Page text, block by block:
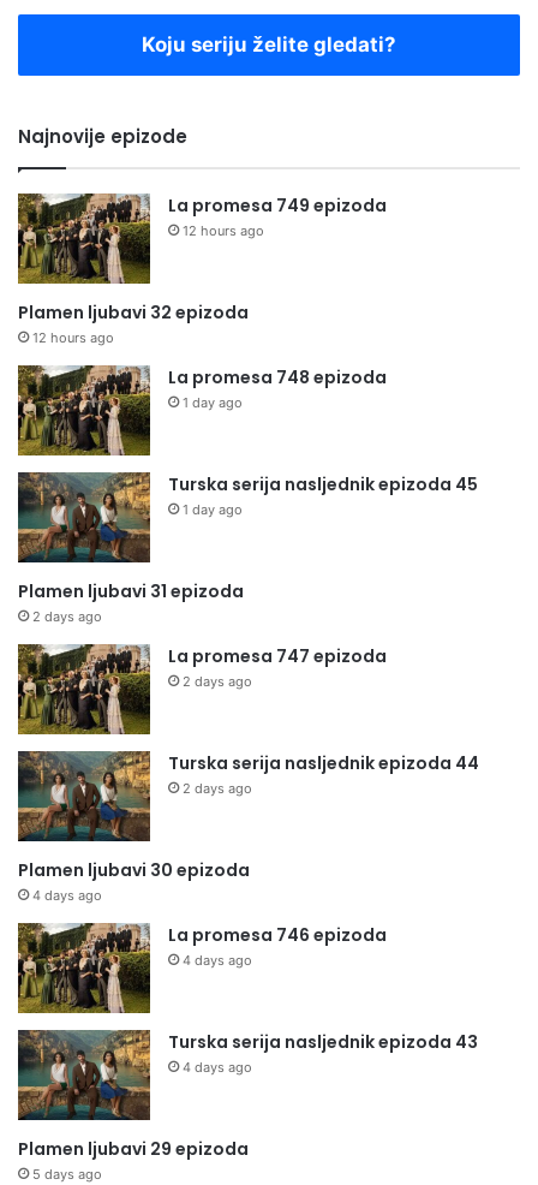
Koju seriju želite gledati?
Najnovije epizode
La promesa 749 epizoda
12 hours ago
Plamen ljubavi 32 epizoda
12 hours ago
La promesa 748 epizoda
1 day ago
Turska serija nasljednik epizoda 45
1 day ago
Plamen ljubavi 31 epizoda
2 days ago
La promesa 747 epizoda
2 days ago
Turska serija nasljednik epizoda 44
2 days ago
Plamen ljubavi 30 epizoda
4 days ago
La promesa 746 epizoda
4 days ago
Turska serija nasljednik epizoda 43
4 days ago
Plamen ljubavi 29 epizoda
5 days ago